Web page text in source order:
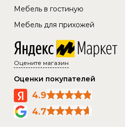
Мебель в гостиную
Мебель для прихожей
Оцените магазин
Оценки покупателей
4.9
4.7